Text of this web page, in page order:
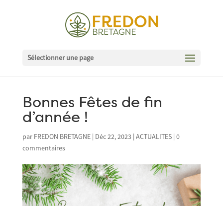
Sélectionner une page
Bonnes Fêtes de fin
d’année !
par FREDON BRETAGNE| Déc 22, 2023| ACTUALITES| 0
commentaires